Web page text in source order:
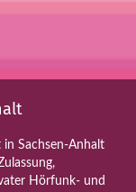
in Sachsen-Anhalt
Hörfunk- und